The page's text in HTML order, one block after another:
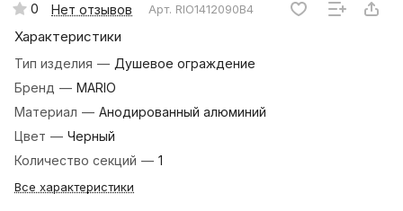
0 Нет отзывов Арт. RIO1412090B4
Характеристики
Тип изделия — Душевое ограждение
Бренд — MARIO
Материал — Анодированный алюминий
Цвет — Черный
Количество секций — 1
Все характеристики